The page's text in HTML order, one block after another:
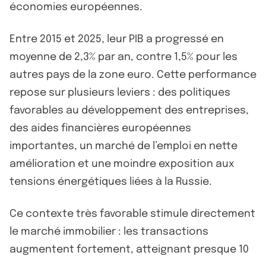
économies européennes.
Entre 2015 et 2025, leur PIB a progressé en
moyenne de 2,3% par an, contre 1,5% pour les
autres pays de la zone euro. Cette performance
repose sur plusieurs leviers : des politiques
favorables au développement des entreprises,
des aides financières européennes
importantes, un marché de l’emploi en nette
amélioration et une moindre exposition aux
tensions énergétiques liées à la Russie.
Ce contexte très favorable stimule directement
le marché immobilier : les transactions
augmentent fortement, atteignant presque 10